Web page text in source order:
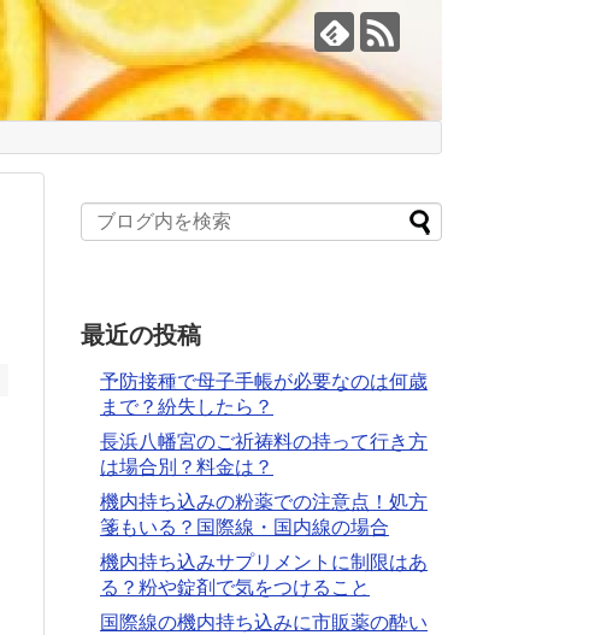
最近の投稿
予防接種で母子手帳が必要なのは何歳
まで？紛失したら？
長浜八幡宮のご祈祷料の持って行き方
は場合別？料金は？
機内持ち込みの粉薬での注意点！処方
箋もいる？国際線・国内線の場合
機内持ち込みサプリメントに制限はあ
る？粉や錠剤で気をつけること
国際線の機内持ち込みに市販薬の酔い